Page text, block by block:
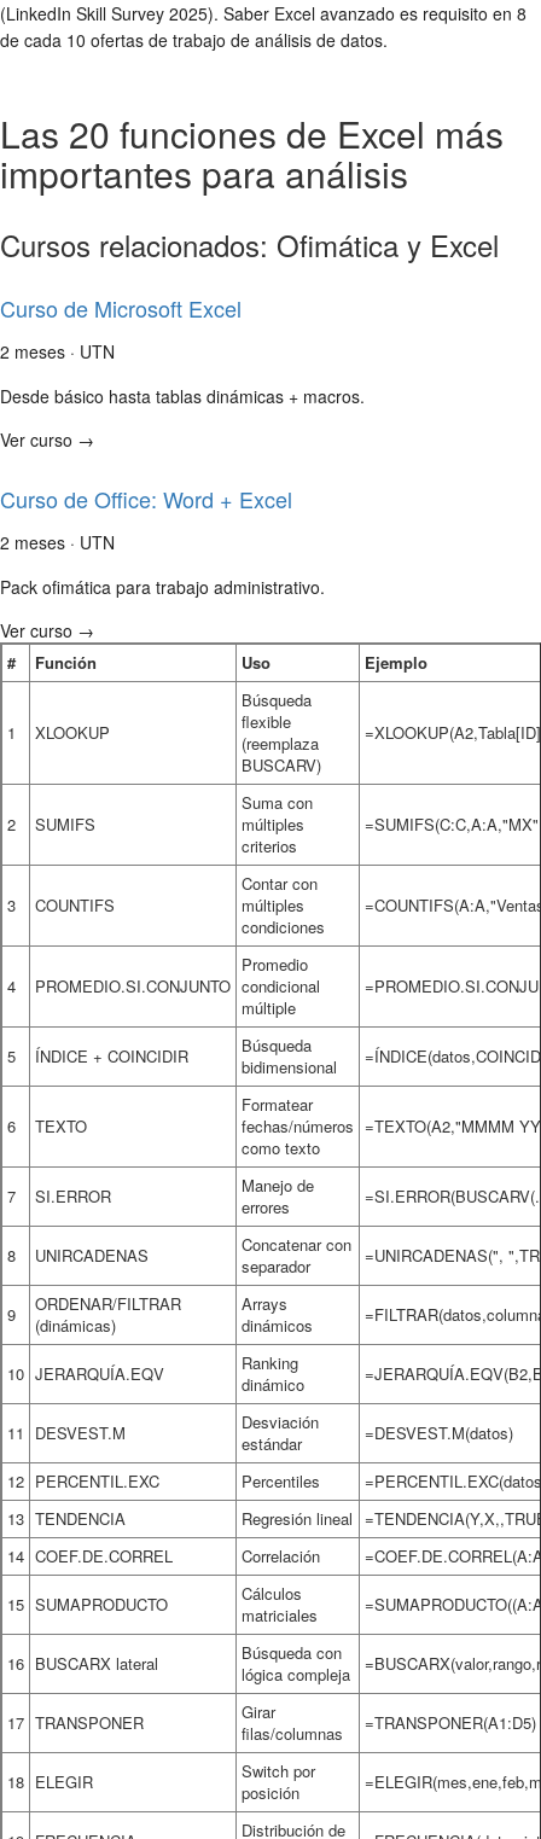
(LinkedIn Skill Survey 2025). Saber Excel avanzado es requisito en 8
de cada 10 ofertas de trabajo de análisis de datos.
Las 20 funciones de Excel más
importantes para análisis
Cursos relacionados: Ofimática y Excel
Curso de Microsoft Excel
2 meses · UTN
Desde básico hasta tablas dinámicas + macros.
Ver curso →
Curso de Office: Word + Excel
2 meses · UTN
Pack ofimática para trabajo administrativo.
Ver curso →
# Función Uso Ejemplo
1 XLOOKUP
Búsqueda
flexible
(reemplaza
BUSCARV)
2 SUMIFS
Suma con
múltiples
criterios
3 COUNTIFS
Contar con
múltiples
condiciones
4 PROMEDIO.SI.CONJUNTO
Promedio
condicional
múltiple
5 ÍNDICE + COINCIDIR
Búsqueda
bidimensional
6 TEXTO
Formatear
fechas/números
como texto
=TEXTO(A2,"MMMM
7 SI.ERROR
Manejo de
errores
8 UNIRCADENAS
Concatenar con
separador
=UNIRCADENAS(",
9
ORDENAR/FILTRAR
(dinámicas)
Arrays
dinámicos
10 JERARQUÍA.EQV
Ranking
dinámico
11 DESVEST.M
Desviación
estándar
=DESVEST.M(datos)
12 PERCENTIL.EXC Percentiles
13 TENDENCIA Regresión lineal
14 COEF.DE.CORREL Correlación
15 SUMAPRODUCTO
Cálculos
matriciales
16 BUSCARX lateral
Búsqueda con
lógica compleja
17 TRANSPONER
Girar
filas/columnas
=TRANSPONER(A1:D5)
18 ELEGIR
Switch por
posición
Distribución de